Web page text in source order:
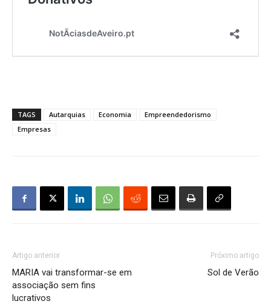
TAGS Autarquias Economia
Empreendedorismo
Empresas
Artigo anterior
MARIA vai transformar-se em
associação sem fins
lucrativos
Próximo artigo
Sol de Verão